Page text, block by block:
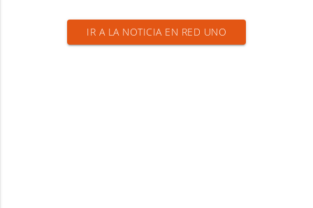
IR A LA NOTICIA EN RED UNO